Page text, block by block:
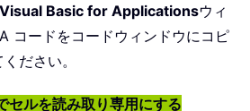
Basic for Applicationsウィ
コードをコードウィンドウにコピ
ださい。
ルを読み取り専用にする